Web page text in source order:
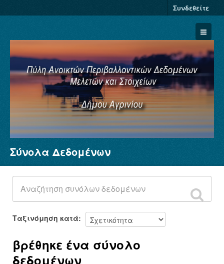
Συνδεθείτε
Σύνολα Δεδομένων
Φορείς
Ομάδες
Σχετικά
Σύνολα Δεδομένων
Ταξινόμηση κατά
βρέθηκε ένα σύνολο
δεδομένων